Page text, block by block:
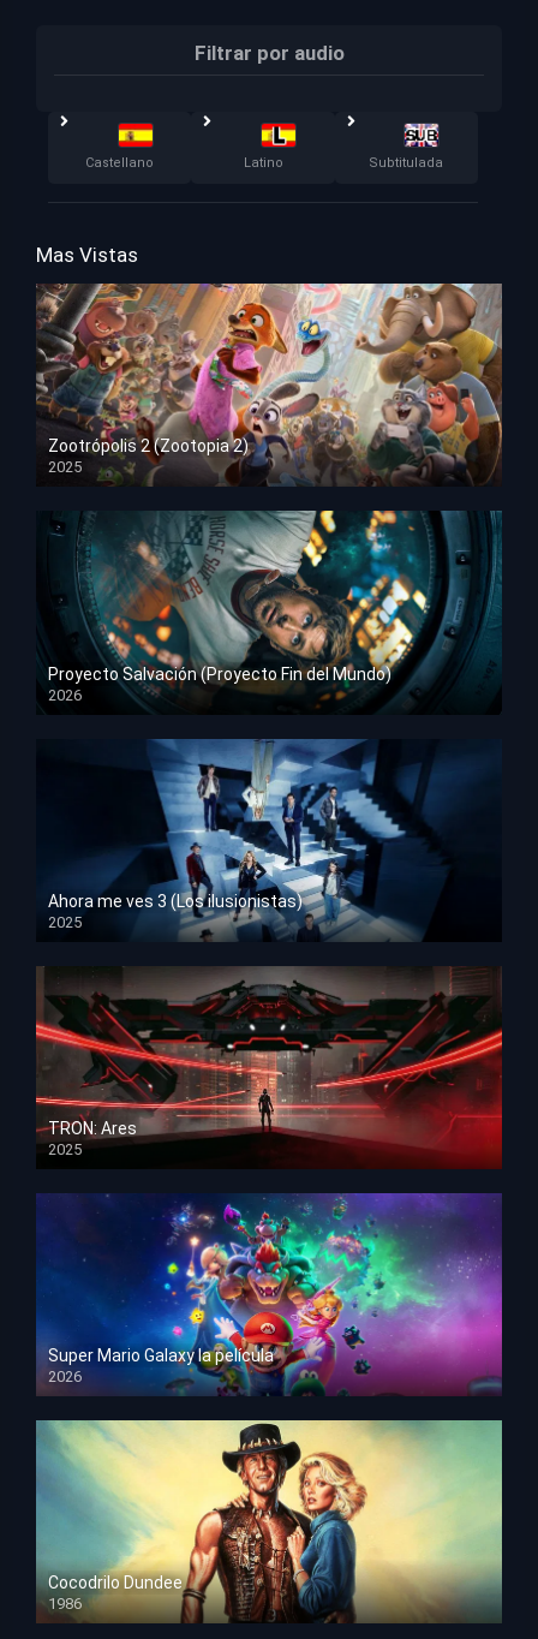
Filtrar por audio
Castellano Latino Subtitulada
Mas Vistas
Zootrópolis 2 (Zootopia 2)
2025
HD 1080p
Proyecto Salvación (Proyecto Fin del Mundo)
2026
HD 1080p
Ahora me ves 3 (Los ilusionistas)
2025
HD 1080p
TRON: Ares
2025
HD 1080p
Super Mario Galaxy la película
2026
HD 1080p
Cocodrilo Dundee
1986
HD 1080p